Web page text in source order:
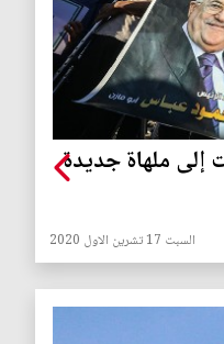
إلى ملهاة جديدة
السبت 17 تشرين الاول 2020